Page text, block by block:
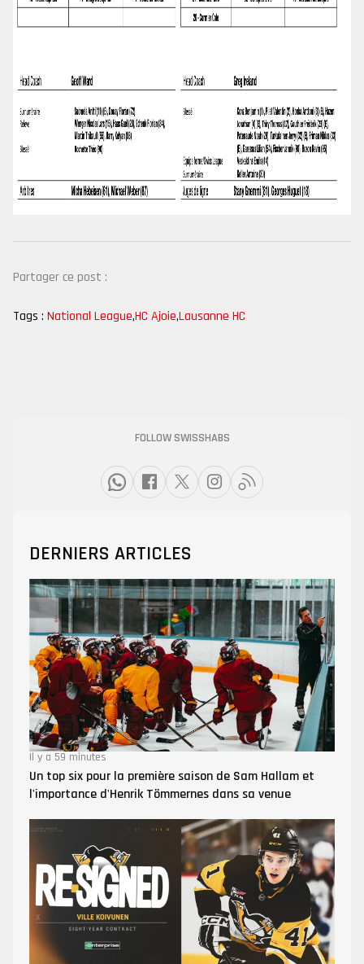
Partager ce post :
Tags : National League,HC Ajoie,Lausanne HC
FOLLOW SWISSHABS
DERNIERS ARTICLES
Il y a 59 minutes
Un top six pour la première saison de Sam Hallam et
l'importance d'Henrik Tömmernes dans sa venue